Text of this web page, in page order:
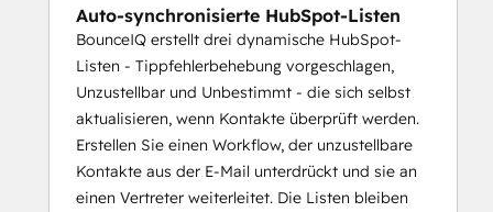
Auto-synchronisierte HubSpot-Listen
BounceIQ erstellt drei dynamische HubSpot-
Listen - Tippfehlerbehebung vorgeschlagen,
Unzustellbar und Unbestimmt - die sich selbst
aktualisieren, wenn Kontakte überprüft werden.
Erstellen Sie einen Workflow, der unzustellbare
Kontakte aus der E-Mail unterdrückt und sie an
einen Vertreter weiterleitet. Die Listen bleiben